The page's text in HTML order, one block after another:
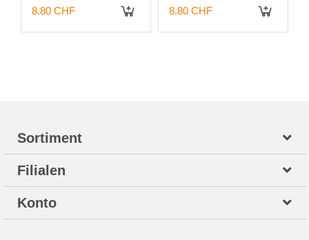
8.80 CHF 8.80 CHF
Sortiment
Filialen
Konto